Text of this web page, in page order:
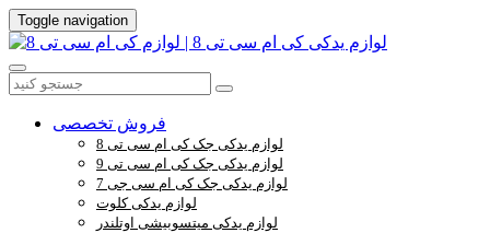
Toggle navigation
فروش تخصصی
لوازم یدکی جک کی ام سی تی 8
لوازم یدکی جک کی ام سی تی 9
لوازم یدکی جک کی ام سی جی 7
لوازم یدکی کلوت
لوازم یدکی میتسوبیشی اوتلندر